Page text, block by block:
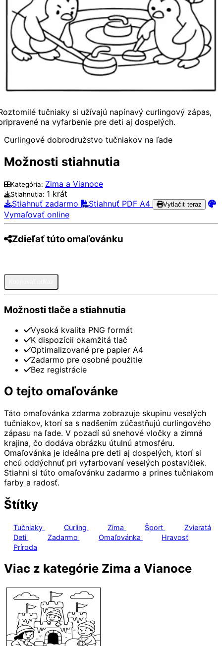
tučniaky si užívajú napínavý curlingový zápas,
na vyfarbenie pre deti aj dospelých.
Curlingové dobrodružstvo tučniakov na ľade
Možnosti stiahnutia
Kategória: Zima a Vianoce
Stiahnutia: 1 krát
Stiahnuť zadarmo
Stiahnuť PDF A4 Vytlačiť teraz
Vymaľovať online
Zdieľať túto omaľovánku
Možnosti tlače a stiahnutia
Vysoká kvalita PNG formát
K dispozícii okamžitá tlač
Optimalizované pre papier A4
Zadarmo pre osobné použitie
Bez registrácie
O tejto omaľovánke
Táto omaľovánka zdarma zobrazuje skupinu veselých
tučniakov, ktorí sa s nadšením zúčastňujú curlingového
zápasu na ľade. V pozadí sú snehové vločky a zimná
krajina, čo dodáva obrázku útulnú atmosféru.
Omaľovánka je ideálna pre deti aj dospelých, ktorí si
chcú oddýchnuť pri vyfarbovaní veselých postavičiek.
Stiahni si túto omaľovánku zadarmo a prines tučniakom
farby a radosť.
Štítky
Tučniaky Curling Zima Šport
Zvieratá
Deti
Zadarmo Omaľovánka
Hravosť
Príroda
Viac z kategórie Zima a Vianoce